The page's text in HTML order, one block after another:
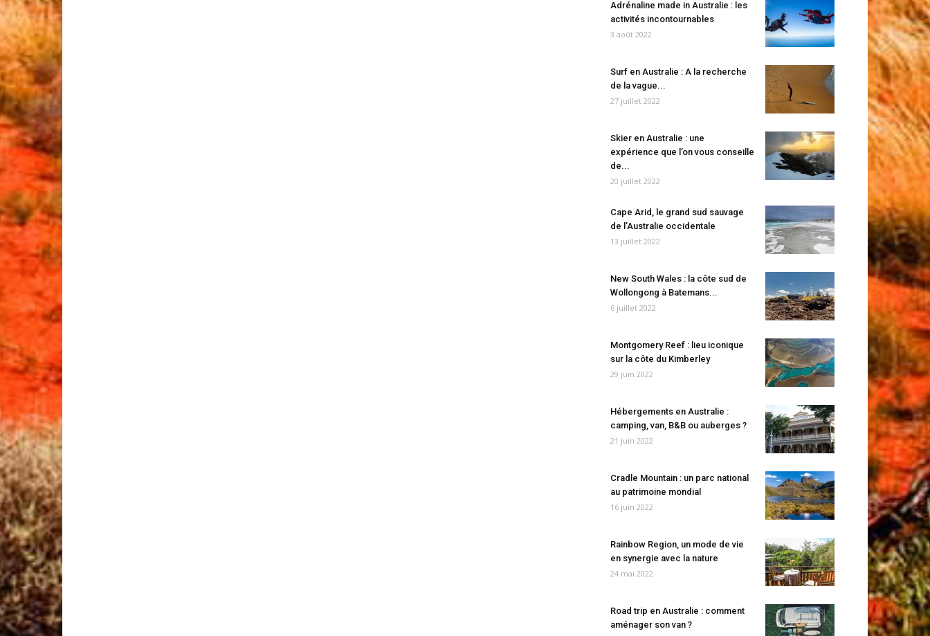
Adrénaline made in Australie : les
activités incontournables
3 août 2022
Surf en Australie : A la recherche
de la vague...
27 juillet 2022
Skier en Australie : une
expérience que l’on vous conseille
de...
20 juillet 2022
Cape Arid, le grand sud sauvage
de l’Australie occidentale
13 juillet 2022
New South Wales : la côte sud de
Wollongong à Batemans...
6 juillet 2022
Montgomery Reef : lieu iconique
sur la côte du Kimberley
29 juin 2022
Hébergements en Australie :
camping, van, B&B ou auberges ?
21 juin 2022
Cradle Mountain : un parc national
au patrimoine mondial
16 juin 2022
Rainbow Region, un mode de vie
en synergie avec la nature
24 mai 2022
Road trip en Australie : comment
aménager son van ?